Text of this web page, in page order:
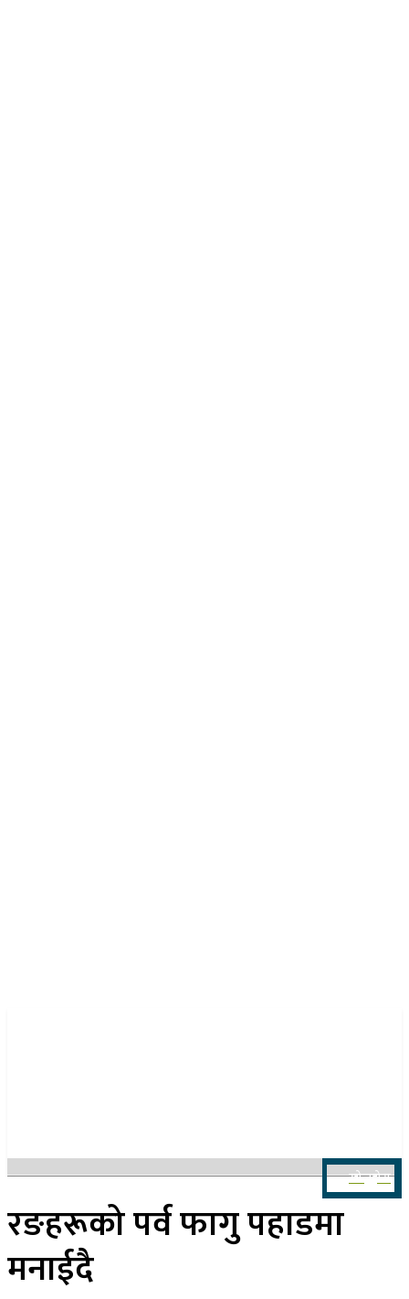
खोज्नुहोस
रङहरूको पर्व फागु पहाडमा
मनाईदै